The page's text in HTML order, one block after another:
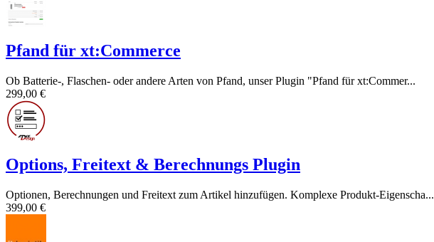
Pfand für xt:Commerce
Ob Batterie-, Flaschen- oder andere Arten von Pfand, unser Plugin "Pfand für xt:Commer...
299,00 €
Options, Freitext & Berechnungs Plugin
Optionen, Berechnungen und Freitext zum Artikel hinzufügen. Komplexe Produkt-Eigenscha...
399,00 €